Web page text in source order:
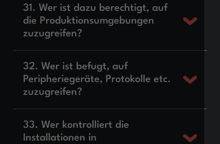
31. Wer ist dazu berechtigt, auf
die Produktionsumgebungen
zuzugreifen?
32. Wer ist befugt, auf
Peripheriegeräte, Protokolle etc.
zuzugreifen?
33. Wer kontrolliert die
Installationen in